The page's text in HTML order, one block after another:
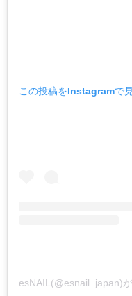
この投稿をInstagramで
esNAIL(@esnail_japan)